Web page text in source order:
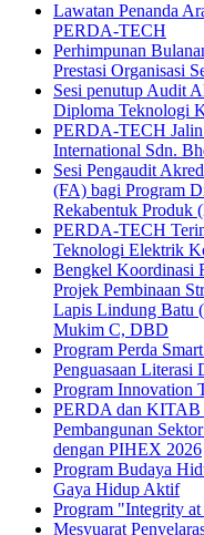
Lawatan Penanda
PERDA-TECH
Perhimpunan
Prestasi Organisasi
Sesi penutup Audit
Diploma Teknologi
PERDA-TECH Jalin
International Sdn.
Sesi Pengaudit
(FA) bagi Program
Rekabentuk Produk
PERDA-TECH
Teknologi Elektrik
Bengkel Koordinasi
Projek Pembinaan
Lapis Lindung Batu
Mukim C, DBD
Program Perda
Penguasaan Literasi
Program Innovation
PERDA dan KITAB
Pembangunan
dengan PIHEX 2026
Program Budaya
Gaya Hidup Aktif
Program "Integrity
Mesyuarat